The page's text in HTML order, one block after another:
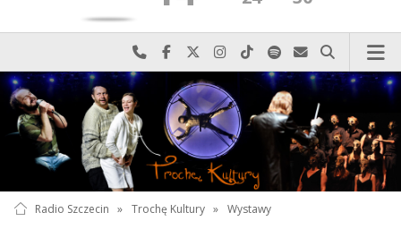
Najlepiej po prostu do nas zadzwoń
Odwiedź nas na Facebook-u
Odwiedź nas na X
Odwiedź nas na Instagram-ie
Odwiedź nas na TikTok-u
Szukaj nas na Spotify
Wyślij do nas
Szukaj
Radio Szczecin » Trochę Kultury » Wystawy